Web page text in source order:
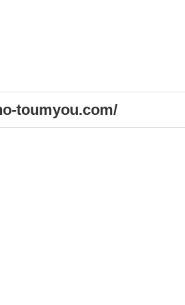
toumyou.com/